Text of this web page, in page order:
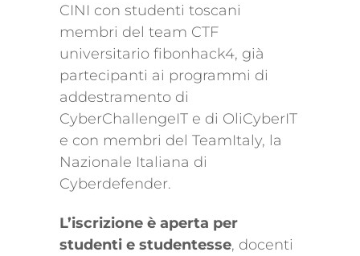
CINI con studenti toscani
membri del team CTF
universitario fibonhack4, già
partecipanti ai programmi di
addestramento di
CyberChallengeIT e di OliCyberIT
e con membri del TeamItaly, la
Nazionale Italiana di
Cyberdefender.
L’iscrizione è aperta per
studenti e studentesse, docenti